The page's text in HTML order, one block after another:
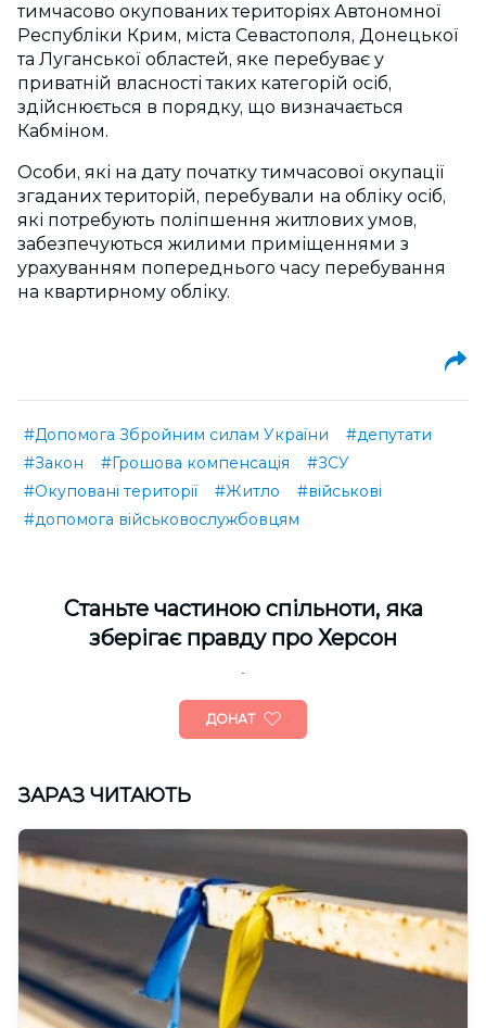
тимчасово окупованих територіях Автономної
Республіки Крим, міста Севастополя, Донецької
та Луганської областей, яке перебуває у
приватній власності таких категорій осіб,
здійснюється в порядку, що визначається
Кабміном.
Особи, які на дату початку тимчасової окупації
згаданих територій, перебували на обліку осіб,
які потребують поліпшення житлових умов,
забезпечуються жилими приміщеннями з
урахуванням попереднього часу перебування
на квартирному обліку.
#Допомога Збройним силам України
#депутати
#Закон
#Грошова компенсація
#ЗСУ
#Окуповані території
#Житло
#військові
#допомога військовослужбовцям
Cтаньте частиною спільноти, яка
зберігає правду про Херсон
ДОНАТ
ЗАРАЗ ЧИТАЮТЬ